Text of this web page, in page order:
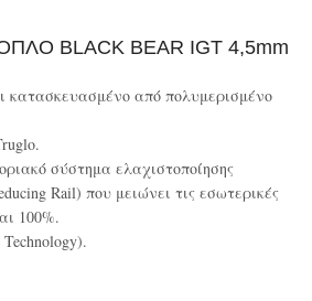
BLACK BEAR IGT 4,5mm
κατασκευασμένο από πολυμερισμένο
σύστημα ελαχιστοποίησης
Rail) που μειώνει τις εσωτερικές
100%.